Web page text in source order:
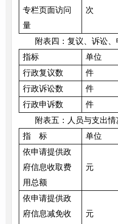
专栏页面访问
量
次
附表四：复议、诉讼
指标
单位
行政复议数
件
行政诉讼数
件
行政申诉数
件
附表五：人员与支出情
指 标
单位
依申请提供政
府信息收取费
用总额
元
依申请提供政
府信息减免收
元